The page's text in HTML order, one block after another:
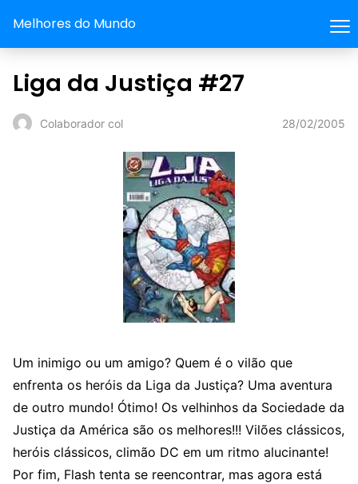
Melhores do Mundo
Liga da Justiça #27
Colaborador col 28/02/2005
Um inimigo ou um amigo? Quem é o vilão que
enfrenta os heróis da Liga da Justiça? Uma aventura
de outro mundo! Ótimo! Os velhinhos da Sociedade da
Justiça da América são os melhores!!! Vilões clássicos,
heróis clássicos, climão DC em um ritmo alucinante!
Por fim, Flash tenta se reencontrar, mas agora está